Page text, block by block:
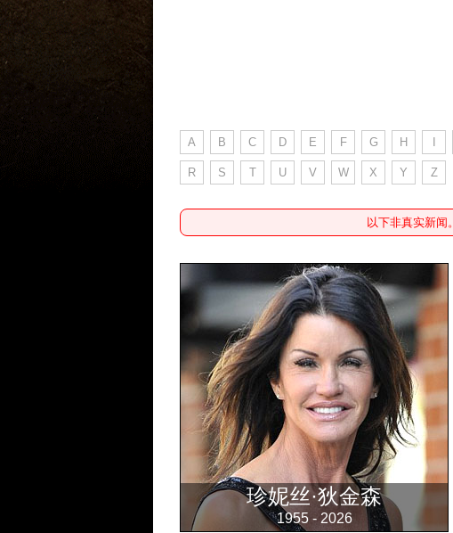
A B C D E F G H
R S T U V W X Y Z
以下非真实新闻
珍妮丝·狄金森
1955 - 2026